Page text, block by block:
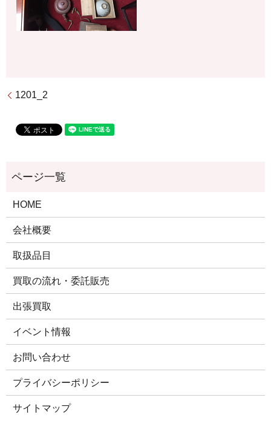
1201_2
HOME
会社概要
取扱品目
買取の流れ・委託販売
出張買取
イベント情報
お問い合わせ
プライバシーポリシー
サイトマップ